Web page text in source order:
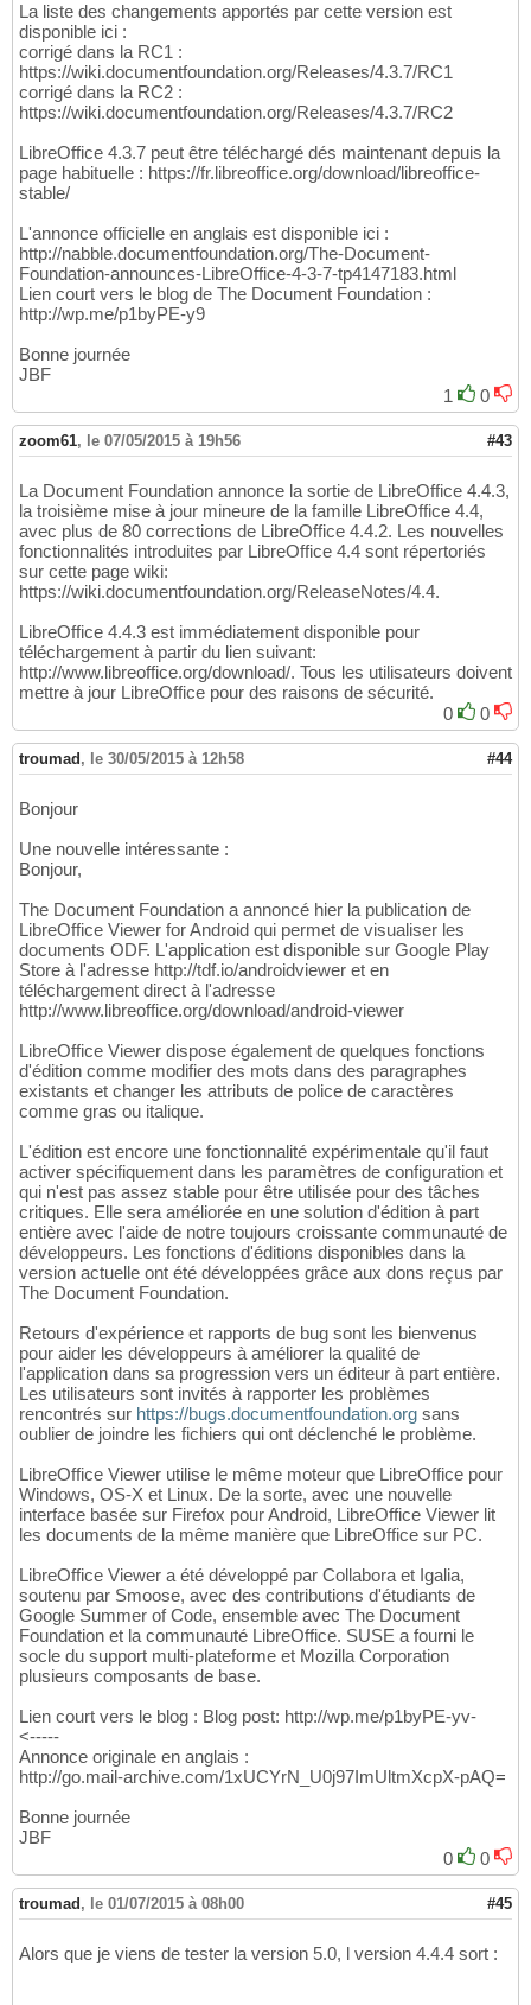
La liste des changements apportés par cette version est
disponible ici :
corrigé dans la RC1 :
https://wiki.documentfoundation.org/Releases/4.3.7/RC1
corrigé dans la RC2 :
https://wiki.documentfoundation.org/Releases/4.3.7/RC2
LibreOffice 4.3.7 peut être téléchargé dés maintenant depuis la
page habituelle : https://fr.libreoffice.org/download/libreoffice-
stable/
L'annonce officielle en anglais est disponible ici :
http://nabble.documentfoundation.org/The-Document-
Foundation-announces-LibreOffice-4-3-7-tp4147183.html
Lien court vers le blog de The Document Foundation :
http://wp.me/p1byPE-y9
Bonne journée
JBF
1
0
zoom61, le 07/05/2015 à 19h56 #43
La Document Foundation annonce la sortie de LibreOffice 4.4.3,
la troisième mise à jour mineure de la famille LibreOffice 4.4,
avec plus de 80 corrections de LibreOffice 4.4.2. Les nouvelles
fonctionnalités introduites par LibreOffice 4.4 sont répertoriés
sur cette page wiki:
https://wiki.documentfoundation.org/ReleaseNotes/4.4.
LibreOffice 4.4.3 est immédiatement disponible pour
téléchargement à partir du lien suivant:
http://www.libreoffice.org/download/. Tous les utilisateurs doivent
mettre à jour LibreOffice pour des raisons de sécurité.
0
0
troumad , le 30/05/2015 à 12h58 #44
Bonjour
Une nouvelle intéressante :
Bonjour,
The Document Foundation a annoncé hier la publication de
LibreOffice Viewer for Android qui permet de visualiser les
documents ODF. L'application est disponible sur Google Play
Store à l'adresse http://tdf.io/androidviewer et en
téléchargement direct à l'adresse
http://www.libreoffice.org/download/android-viewer
LibreOffice Viewer dispose également de quelques fonctions
d'édition comme modifier des mots dans des paragraphes
existants et changer les attributs de police de caractères
comme gras ou italique.
L'édition est encore une fonctionnalité expérimentale qu'il faut
activer spécifiquement dans les paramètres de configuration et
qui n'est pas assez stable pour être utilisée pour des tâches
critiques. Elle sera améliorée en une solution d'édition à part
entière avec l'aide de notre toujours croissante communauté de
développeurs. Les fonctions d'éditions disponibles dans la
version actuelle ont été développées grâce aux dons reçus par
The Document Foundation.
Retours d'expérience et rapports de bug sont les bienvenus
pour aider les développeurs à améliorer la qualité de
l'application dans sa progression vers un éditeur à part entière.
Les utilisateurs sont invités à rapporter les problèmes
rencontrés sur https://bugs.documentfoundation.org sans
oublier de joindre les fichiers qui ont déclenché le problème.
LibreOffice Viewer utilise le même moteur que LibreOffice pour
Windows, OS-X et Linux. De la sorte, avec une nouvelle
interface basée sur Firefox pour Android, LibreOffice Viewer lit
les documents de la même manière que LibreOffice sur PC.
LibreOffice Viewer a été développé par Collabora et Igalia,
soutenu par Smoose, avec des contributions d'étudiants de
Google Summer of Code, ensemble avec The Document
Foundation et la communauté LibreOffice. SUSE a fourni le
socle du support multi-plateforme et Mozilla Corporation
plusieurs composants de base.
Lien court vers le blog : Blog post: http://wp.me/p1byPE-yv-
<-----
Annonce originale en anglais :
http://go.mail-archive.com/1xUCYrN_U0j97ImUltmXcpX-pAQ=
Bonne journée
JBF
0
0
troumad , le 01/07/2015 à 08h00 #45
Alors que je viens de tester la version 5.0, l version 4.4.4 sort :